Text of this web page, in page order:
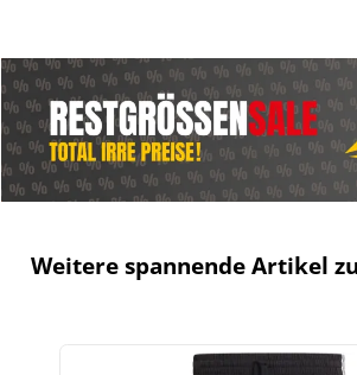
Weitere spannende Artikel
Produktgalerie überspringen